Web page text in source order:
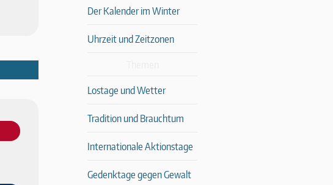
Der Kalender im Winter
Uhrzeit und Zeitzonen
Lostage und Wetter
Tradition und Brauchtum
Internationale Aktionstage
Gedenktage gegen Gewalt